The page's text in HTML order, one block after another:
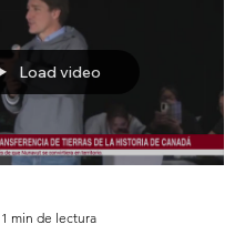
Load video
1 min de lectura